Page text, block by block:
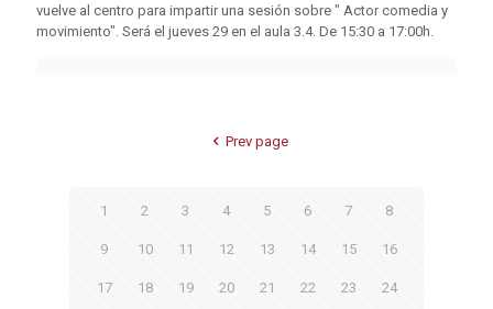
vuelve al centro para impartir una sesión sobre " Actor comedia y
movimiento". Será el jueves 29 en el aula 3.4. De 15:30 a 17:00h.
Prev page
1 2 3 4 5 6 7 8
9 10 11 12 13 14 15 16
17 18 19 20 21 22 23 24